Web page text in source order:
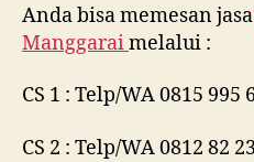
Anda bisa memesan jasa
Manggaraimelalui :
CS 1 : Telp/WA 0815 995
CS 2 : Telp/WA 0812 82